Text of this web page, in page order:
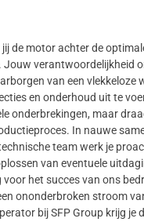
de motor achter de
Jouw verantwoordelijkheid
van een vlekkeloze
en onderhoud uit te
onderbrekingen, maar
In nauwe
team werk je
van eventuele
voor het succes van ons
ononderbroken stroom
bij SFP Group krijg je